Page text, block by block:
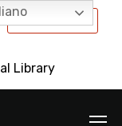
International
Library